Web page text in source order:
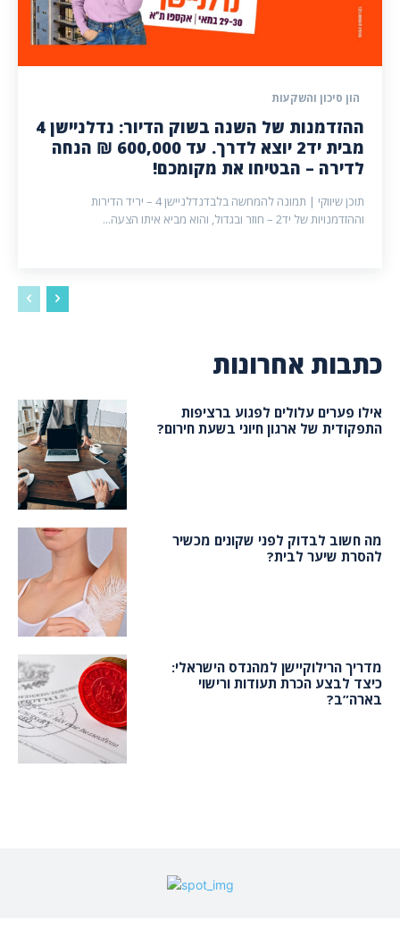
הון סיכון והשקעות
ההזדמנות של השנה בשוק הדיור: נדלניישן 4
מבית יד2 יוצא לדרך. עד 600,000 ₪ הנחה
לדירה – הבטיחו את מקומכם!
תוכן שיווקי | תמונה להמחשה בלבדנדלניישן 4 – יריד הדירות
וההזדמנויות של יד2 – חוזר ובגדול, והוא מביא איתו הצעה...
כתבות אחרונות
אילו פערים עלולים לפגוע ברציפות
התפקודית של ארגון חיוני בשעת חירום?
מה חשוב לבדוק לפני שקונים מכשיר
להסרת שיער לבית?
מדריך הרילוקיישן למהנדס הישראלי:
כיצד לבצע הכרת תעודות ורישוי
בארה”ב?